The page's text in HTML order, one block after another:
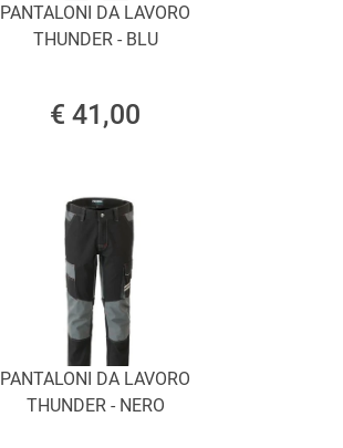
PANTALONI DA LAVORO
THUNDER - BLU
€ 41,00
PANTALONI DA LAVORO
THUNDER - NERO